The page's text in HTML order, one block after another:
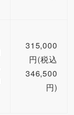
315,000
円(税込
346,500
円)